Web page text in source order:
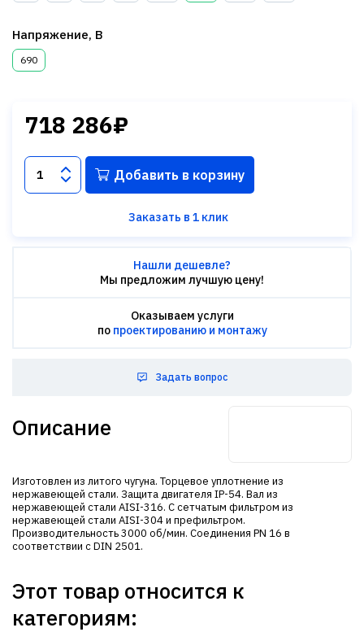
Напряжение, В
690
718 286₽
Добавить в корзину
Заказать в 1 клик
Нашли дешевле?
Мы предложим лучшую цену!
Оказываем услуги
по проектированию и монтажу
Задать вопрос
Описание
Изготовлен из литого чугуна. Торцевое уплотнение из
нержавеющей стали. Защита двигателя IP-54. Вал из
нержавеющей стали AISI-316. С сетчатым фильтром из
нержавеющей стали AISI-304 и префильтром.
Производительность 3000 об/мин. Соединения PN 16 в
соответствии с DIN 2501.
Этот товар относится к
категориям: